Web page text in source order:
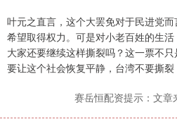
叶元之直言，这个大罢免对于民进党
希望取得权力。可是对小老百姓的生
大家还要继续这样撕裂吗？这一票不
要让这个社会恢复平静，台湾不要撕裂
赛岳恒配资提示：文章